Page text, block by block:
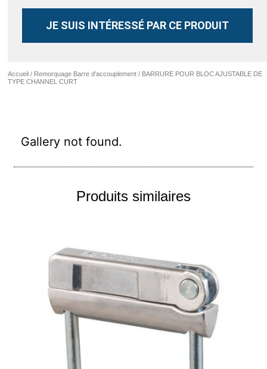
Accueil / Remorquage Barre d'accouplement / BARRURE POUR BLOC AJUSTABLE DE
TYPE CHANNEL CURT
Gallery not found.
JE SUIS INTÉRESSÉ PAR CE PRODUIT
Produits similaires